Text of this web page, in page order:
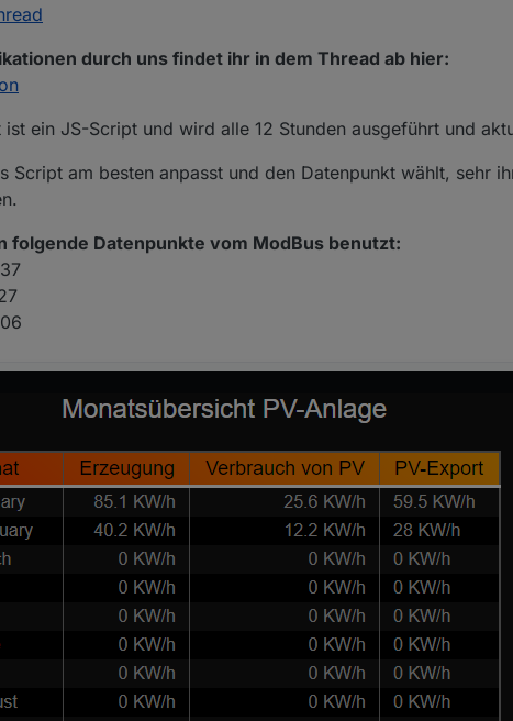
durch uns findet ihr in dem Thread ab hier:
ist ein JS-Script und wird alle 12 Stunden ausgeführt und
Script am besten anpasst und den Datenpunkt wählt, sehr
folgende Datenpunkte vom ModBus benutzt: